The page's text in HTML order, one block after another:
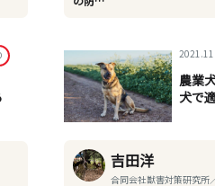
農業
犬で
吉田洋
合同会社獣害対策研究所